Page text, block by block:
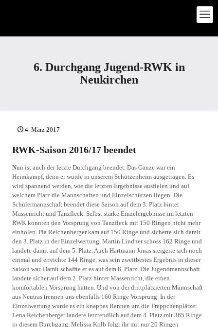
6. Durchgang Jugend-RWK in
Neukirchen
4. März 2017
RWK-Saison 2016/17 beendet
Nun ist auch der letzte Durchgang beendet. Das Ganze war ein
Heimkampf, denn er wurde in unserem Schützenheim ausgetragen. Es
wird spannend werden, wie die letzten Ergebnisse ausfielen und auf
welchem Platz die Mannschaften und Einzelschützen liegen. Die
Schülermannschaft beendet diese Saison auf dem 3. Platz hinter
Massenricht und Tanzfleck. Selbst starke Einzelergebnisse im letzten
RWK konnten den Vorsprung von Tanzfleck mit 150 Ringen nicht mehr
einholen. Pia Reichenberger kam auf 150 Ringe und sicherte sich damit
den 3. Platz in der Einzelwertung. Martin Lindner schoss 162 Ringe und
landete damit auf dem 5. Platz. Auch Hartmann Jonas steigerte sich noch
einmal und erreichte 144 Ringe, was sein zweitbestes Ergebnis in dieser
Saison war. Damit schaffte er es auf dem 8. Platz. Die Jugendmannschaft
landete sicher auf dem 2. Platz hinter Massenricht, die einen
komfortablen Vorsprung hatten. Und von der drittplatzierten Mannschaft
aus Neutras trennen uns ebenfalls 160 Ringe Vorsprung. In der
Einzelwertung wurde es ein knappes Rennen um die Treppchenplätze:
Lena Reichenberger landete letztendlich auf dem 4. Platz mit 365 Ringe
in diesem Durchgang. Melissa Kolb folgt ihr mit nur 20 Ringen